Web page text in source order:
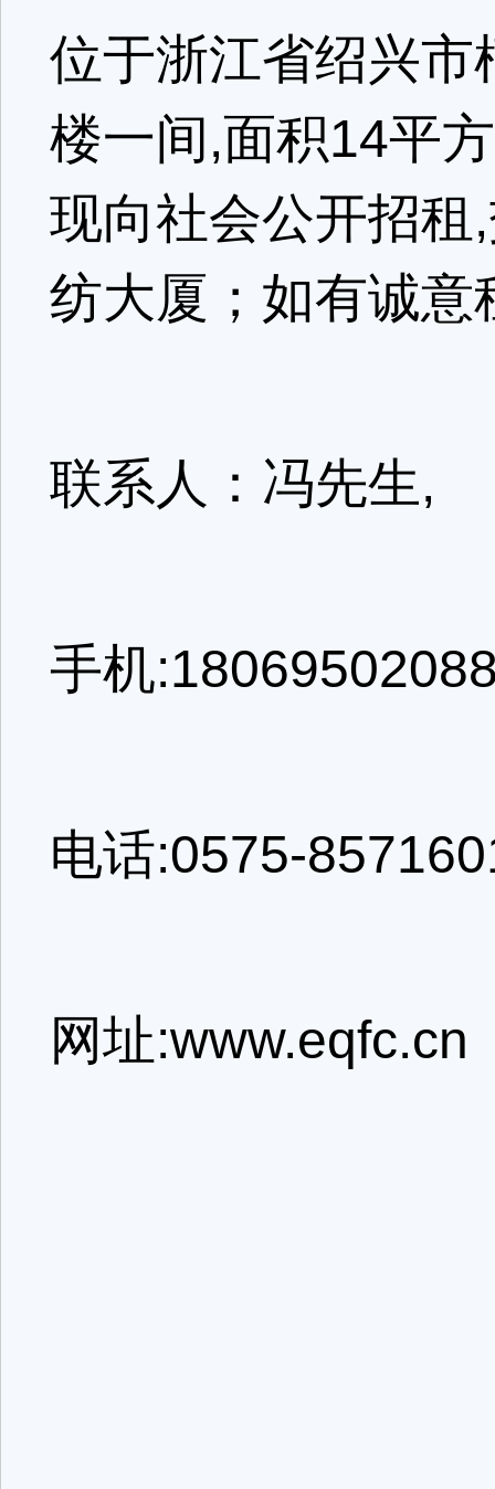
位于浙江省绍兴
楼一间,面积14平
现向社会公开招租
纺大厦；如有诚
联系人：冯先生,
手机
电话:0575-
网址:www.eqfc.cn